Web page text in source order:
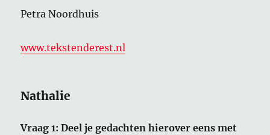
Petra Noordhuis
www.tekstenderest.nl
Nathalie
Vraag 1: Deel je gedachten hierover eens met